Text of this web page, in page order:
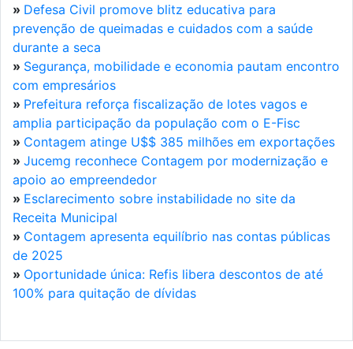
» Defesa Civil promove blitz educativa para
prevenção de queimadas e cuidados com a saúde
durante a seca
» Segurança, mobilidade e economia pautam encontro
com empresários
» Prefeitura reforça fiscalização de lotes vagos e
amplia participação da população com o E-Fisc
» Contagem atinge U$$ 385 milhões em exportações
» Jucemg reconhece Contagem por modernização e
apoio ao empreendedor
» Esclarecimento sobre instabilidade no site da
Receita Municipal
» Contagem apresenta equilíbrio nas contas públicas
de 2025
» Oportunidade única: Refis libera descontos de até
100% para quitação de dívidas